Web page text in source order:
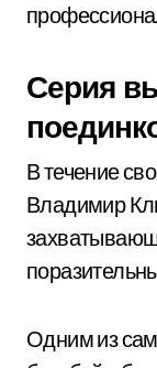
Серия
В течение
Владимир
Одним из